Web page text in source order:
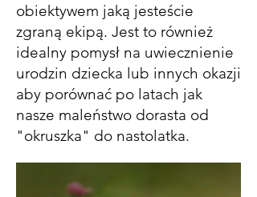
obiektywem jaką jesteście
zgraną ekipą. Jest to również
idealny pomysł na uwiecznienie
urodzin dziecka lub innych okazji
aby porównać po latach jak
nasze maleństwo dorasta od
"okruszka" do nastolatka.